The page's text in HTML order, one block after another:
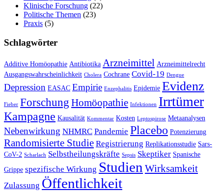
Klinische Forschung (22)
Politische Themen (23)
Praxis (5)
Schlagwörter
Additive Homöopathie Antibiotika Arzneimittel Arzneimittelrecht
Ausgangswahrscheinlichkeit Cholera Cochrane Covid-19 Dengue
Depression EASAC Empirie Enzephalitis Epidemie Evidenz
Fieber Forschung Homöopathie Infektionen Irrtümer
Kampagne Kausalität Kommentar Kosten Leptospirose Metaanalysen
Nebenwirkung NHMRC Pandemie Placebo Potenzierung
Randomisierte Studie Registrierung Replikationsstudie Sars-
CoV-2 Scharlach Selbstheilungskräfte Sepsis Skeptiker Spanische
Grippe spezifische Wirkung Studien Wirksamkeit
Zulassung Öffentlichkeit